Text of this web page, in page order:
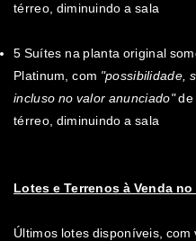
térreo, diminuindo a sala
5 Suítes na planta original
Platinum, com "possibilidade,
incluso no valor anunciado"de
térreo, diminuindo a sala
Lotes e Terrenos à Venda
Últimos lotes disponíveis,